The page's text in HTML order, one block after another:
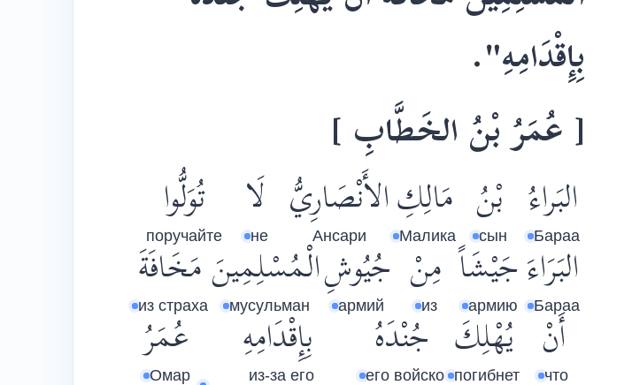
بِإِقْدَامِهِ".
[ عُمَرُ بْنُ الخَطَّابِ ]
البَراءُ
Бараа
بْنُ
сын
مَالِكِ
Малика
الأَنْصَارِيُّ
Ансари
لَا
не
تُوَلُّوا
поручайте
البَرَاءَ
Бараа
جَيْشَاً
армию
مِنْ
из
جُيُوشِ
армий
الْمُسْلِمِينَ
мусульман
مَخَافَةَ
из страха
أَنْ
что
يُهْلِكَ
погибнет
جُنْدَهُ
его войско
بِإِقْدَامِهِ
из-за его
عُمَرُ
Омар